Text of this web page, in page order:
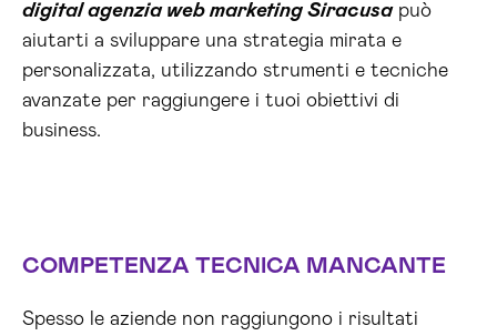
digital agenzia web marketing Siracusapuò
aiutarti a sviluppare una strategia mirata e
personalizzata, utilizzando strumenti e tecniche
avanzate per raggiungere i tuoi obiettivi di
business.
COMPETENZA TECNICA MANCANTE
Spesso le aziende non raggiungono i risultati